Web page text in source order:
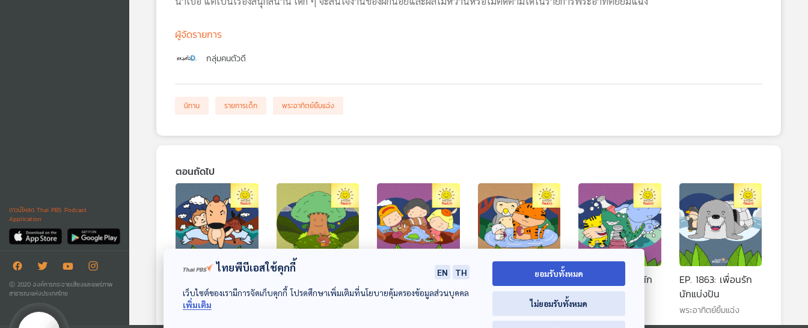
ดาวน์โหลด Thai PBS Podcast
Application
Ⓒ 2020 องค์การกระจายเสียงและแพร่ภาพ
สาธารณะแห่งประเทศไทย
ผู้จัดรายการ
กลุ่มคนตัวดี
นิทาน รายการเด็ก พระอาทิตย์ยิ้มแฉ่ง
ตอนถัดไป
ของสามเกลอ
พระอาทิตย์ยิ้มแฉ่ง
EP. 1859: กระรอก
น้อยกับต้นไม้ใหญ่
EP. 1860: ดินแดน
มหัศจรรย์
EP. 1861: เสือน้อย
จอมสกปรก
พระอาทิตย์ยิ้มแฉ่ง
EP. 1862: จระเข้นัก
ทดลอง
พระอาทิตย์ยิ้มแฉ่ง
EP. 1863: เพื่อนรัก
นักแบ่งปัน
พระอาทิตย์ยิ้มแฉ่ง
ไทยพีบีเอสใช้คุกกี้ EN
TH
เว็บไซต์ของเรามีการจัดเก็บคุกกี้ โปรดศึกษาเพิ่มเติมที่นโยบายคุ้มครองข้อมูลส่วนบุคคล
เพิ่มเติม
ยอมรับทั้งหมด
ไม่ยอมรับทั้งหมด